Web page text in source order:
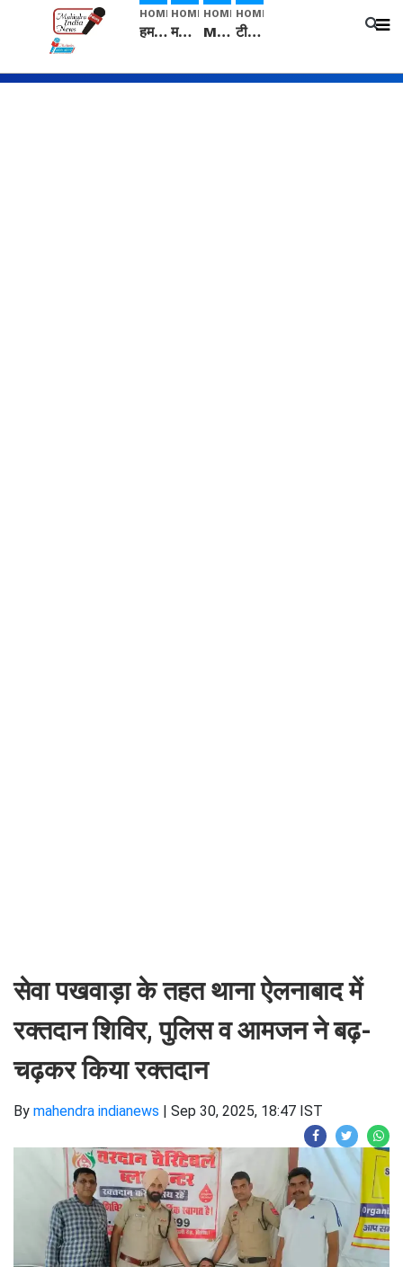
HOME
हम सनातनी..." सांसद kangana Ranaut से क्या बोली लड़की? Viral Jantar-Mantar | CJP protest
HOME
मनीषा हत्याकांड: हत्या, आत्महत्या या कोई बड़ा राज? | Full Story | Josh Haryana
HOME
Mangalsutra: हिंदू धर्म में शादी के बाद मंगलसूत्र क्यों पहनती है महिलाएं, किसने शुरु की ये परंपरा
HOME
टीम बीकेई ने एग्रीकल्चर ग्रेड की यूरिया खाद गट्टों में बदलकर टेक्निकल ग्रेड में बेचने वालों पर करवाई कार्रवाई: लखविंदर सिंह औलख
सेवा पखवाड़ा के तहत थाना ऐलनाबाद में
रक्तदान शिविर, पुलिस व आमजन ने बढ़-
चढ़कर किया रक्तदान
By mahendra indianews | Sep 30, 2025, 18:47 IST